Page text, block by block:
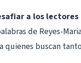
a los
de Reyes-
buscan